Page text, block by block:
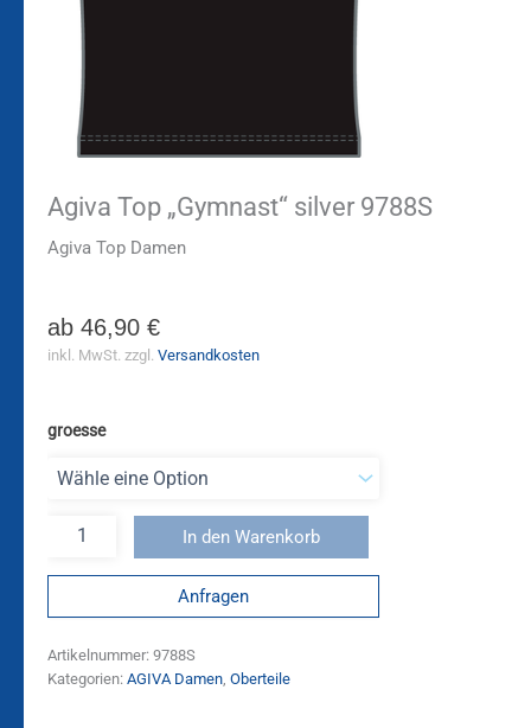
Agiva Top „Gymnast“ silver 9788S
Agiva Top Damen
ab 46,90 €
inkl. MwSt. zzgl. Versandkosten
groesse
In den Warenkorb
Anfragen
Artikelnummer: 9788S
Kategorien: AGIVA Damen Oberteile